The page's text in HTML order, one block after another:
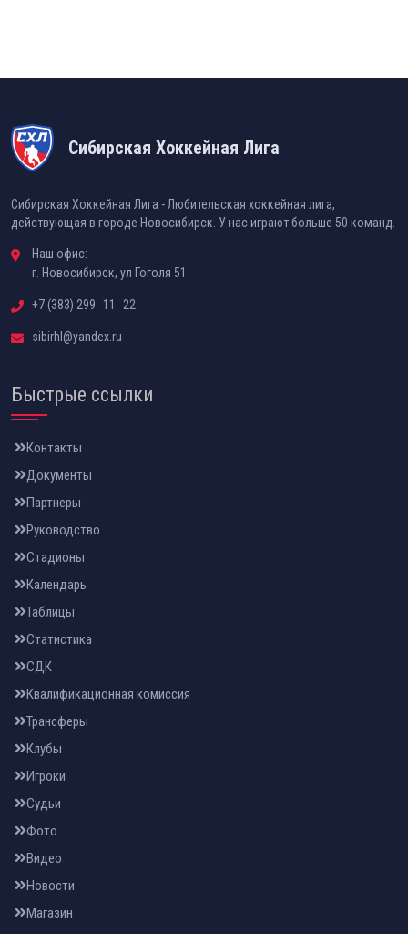
Сибирская Хоккейная Лига
Сибирская Хоккейная Лига - Любительская хоккейная лига,
действующая в городе Новосибирск. У нас играют больше 50 команд.
Наш офис:
г. Новосибирск, ул Гоголя 51
+7 (383) 299‒11‒22
sibirhl@yandex.ru
Быстрые ссылки
Контакты
Документы
Партнеры
Руководство
Стадионы
Календарь
Таблицы
Статистика
СДК
Квалификационная комиссия
Трансферы
Клубы
Игроки
Судьи
Фото
Видео
Новости
Магазин